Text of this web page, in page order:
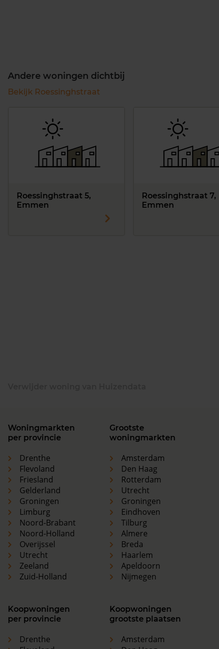
Andere woningen dichtbij
Bekijk Roessinghstraat
Roessinghstraat 5,
Emmen
Roessinghstraat 7,
Emmen
Woningmarkten
per provincie
Drenthe
Flevoland
Friesland
Gelderland
Groningen
Limburg
Noord-Brabant
Noord-Holland
Overijssel
Utrecht
Zeeland
Zuid-Holland
Grootste
woningmarkten
Amsterdam
Den Haag
Rotterdam
Utrecht
Groningen
Eindhoven
Tilburg
Almere
Breda
Haarlem
Apeldoorn
Nijmegen
Koopwoningen
per provincie
Drenthe
Koopwoningen
grootste plaatsen
Amsterdam